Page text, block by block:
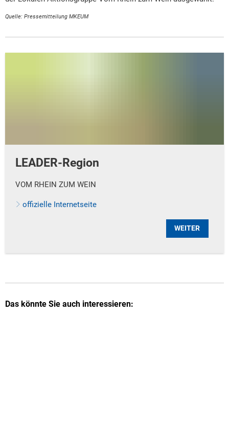
Quelle: Pressemitteilung MKEUM
LEADER-Region
VOM RHEIN ZUM WEIN
offizielle Internetseite
WEITER
Das könnte Sie auch interessieren: